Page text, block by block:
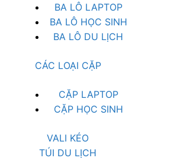
BA LÔ LAPTOP
BA LÔ HỌC SINH
BA LÔ DU LỊCH
CÁC LOẠI CẶP
CẶP LAPTOP
CẶP HỌC SINH
VALI KÉO
TÚI DU LỊCH